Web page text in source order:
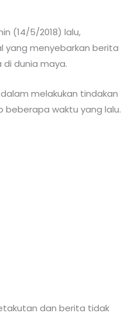
(14/5/2018) lalu,
yang menyebarkan berita
di dunia maya.
melakukan tindakan
beberapa waktu yang lalu.
dan berita tidak